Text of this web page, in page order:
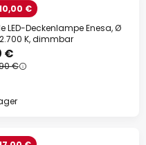
€
LED-Deckenlampe Enesa, Ø
K, dimmbar
€
€